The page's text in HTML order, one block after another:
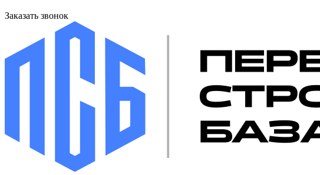
Заказать звонок